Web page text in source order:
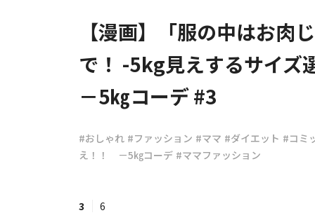
【漫画】「服の中はお肉
で！ -5kg見えするサイズ
－5㎏コーデ #3
#おしゃれ #ファッション #ママ #ダイエット #コミ
え！！ －5㎏コーデ #ママファッション
3 6